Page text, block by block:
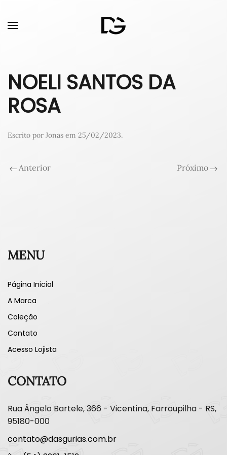
NOELI SANTOS DA
ROSA
Escrito por Jonas em 25/02/2023.
Anterior Próximo
MENU
Página Inicial
A Marca
Coleção
Contato
Acesso Lojista
CONTATO
Rua Ângelo Bartele, 366 - Vicentina, Farroupilha - RS,
95180-000
contato@dasgurias.com.br